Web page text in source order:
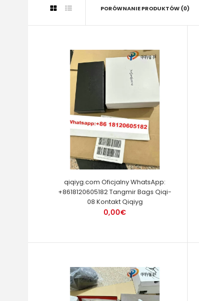
PORÓWNANIE PRODUKTÓW (0)
qiqiyg.com Oficjalny WhatsApp:
+8618120605182 Tangmir Bags Qiqi-
08 Kontakt Qiqiyg
0,00€